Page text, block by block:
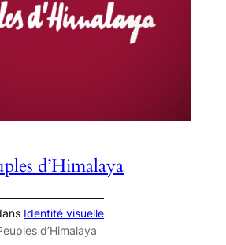
d’Himalaya
Identité visuelle
d’Himalaya